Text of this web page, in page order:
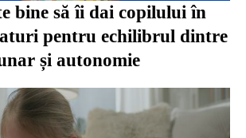
bine să îi dai copilului în
pentru echilibrul dintre
și autonomie